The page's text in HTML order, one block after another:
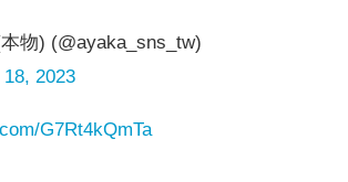
物) (@ayaka_sns_tw)
2023
G7Rt4kQmTa